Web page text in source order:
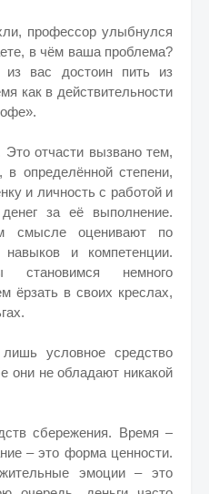
профессор улыбнулся
в чём ваша проблема?
вас достоин пить из
как в действительности
Это отчасти вызвано тем,
определённой степени,
и личность с работой и
за её выполнение.
смысле оценивают по
и компетенции.
немного
ёрзать в своих креслах,
условное средство
они не обладают никакой
сбережения. Время –
– это форма ценности.
эмоции – это